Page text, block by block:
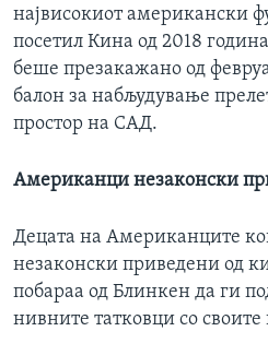
највисокиот американски
посетил Кина од 2018
беше презакажано од
балон за набљудување
простор на САД.
Американци незаконски
Децата на Американците
незаконски приведени од
побараа од Блинкен да ги
нивните татковци со